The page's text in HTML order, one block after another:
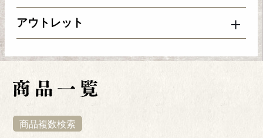
アウトレット
商品複数検索